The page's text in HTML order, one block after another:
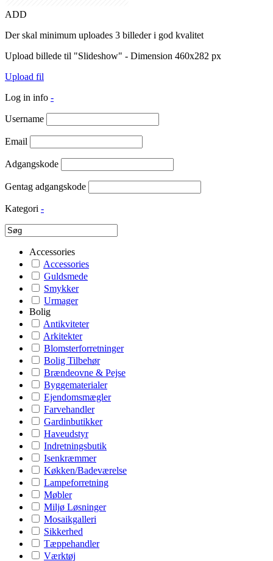
ADD
Der skal minimum uploades 3 billeder i god kvalitet
Upload billede til "Slideshow" - Dimension 460x282 px
Upload fil
Log in info -
Username
Email
Adgangskode
Gentag adgangskode
Kategori -
Accessories
Accessories
Guldsmede
Smykker
Urmager
Bolig
Antikviteter
Arkitekter
Blomsterforretninger
Bolig Tilbehør
Brændeovne & Pejse
Byggematerialer
Ejendomsmægler
Farvehandler
Gardinbutikker
Haveudstyr
Indretningsbutik
Isenkræmmer
Køkken/Badeværelse
Lampeforretning
Møbler
Miljø Løsninger
Mosaikgalleri
Sikkerhed
Tæppehandler
Værktøj